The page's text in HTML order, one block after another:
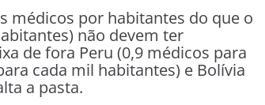
médicos por habitantes do que o
não devem ter
de fora Peru (0,9 médicos para
cada mil habitantes) e Bolívia
a pasta.